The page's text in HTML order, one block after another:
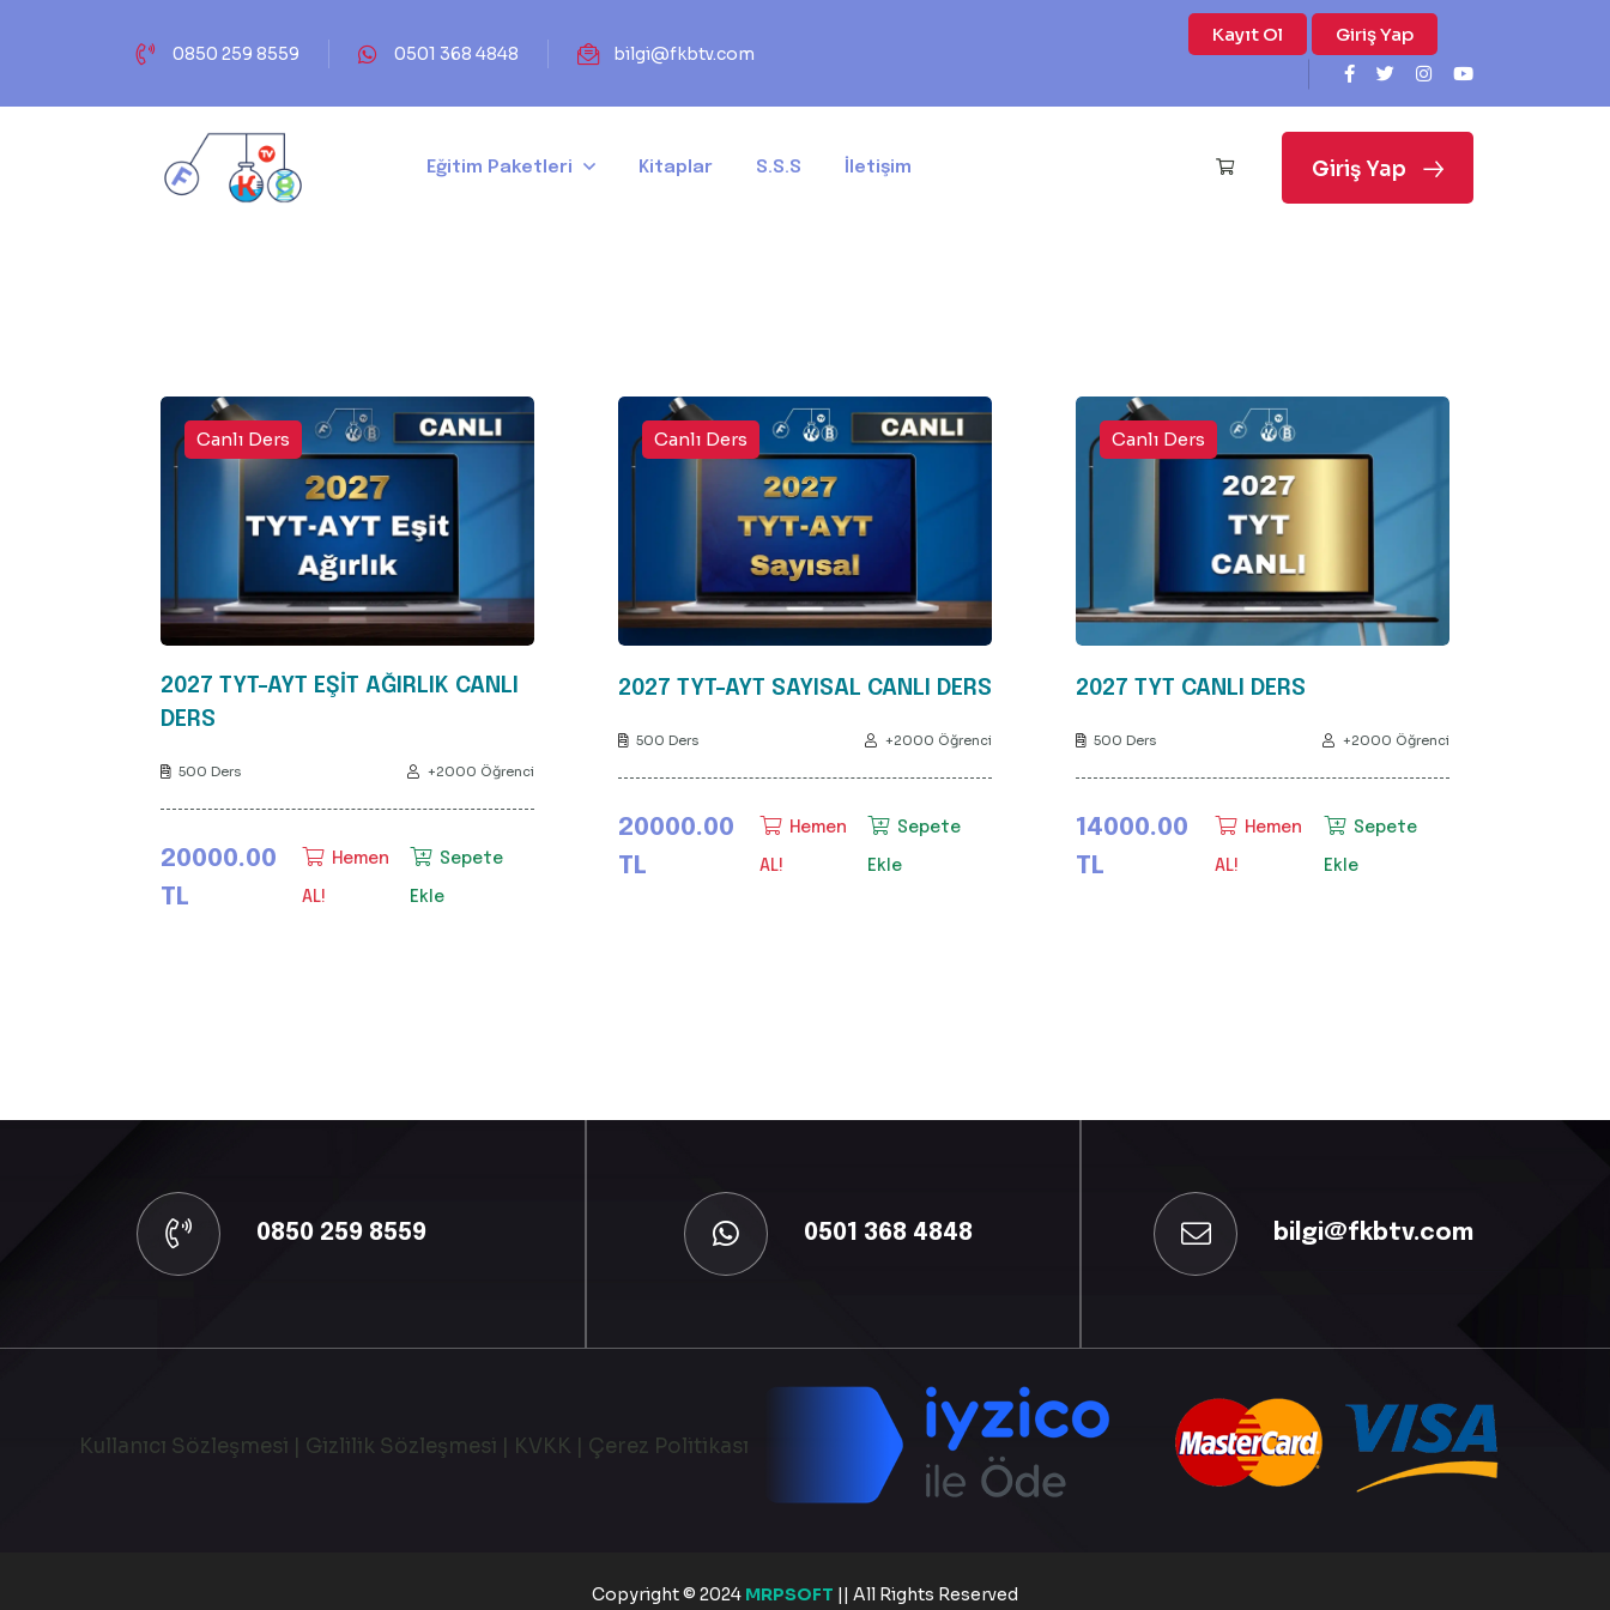
0850 259 8559 0501 368 4848 bilgi@fkbtv.com
Kayıt Ol Giriş Yap
Eğitim Paketleri Kitaplar S.S.S İletişim Giriş Yap
Canlı Ders
2027 TYT-AYT EŞİT AĞIRLIK CANLI
DERS
500 Ders +2000 Öğrenci
20000.00
TL
Hemen
AL!
Sepete
Ekle
Canlı Ders
2027 TYT-AYT SAYISAL CANLI DERS
500 Ders +2000 Öğrenci
20000.00
TL
Hemen
AL!
Sepete
Ekle
Canlı Ders
2027 TYT CANLI DERS
500 Ders +2000 Öğrenci
14000.00
TL
Hemen
AL!
Sepete
Ekle
0850 259 8559 0501 368 4848 bilgi@fkbtv.com
Kullanıcı Sözleşmesi Gizlilik Sözleşmesi KVKK Çerez Politikası
Copyright © 2024 MRPSOFT || All Rights Reserved